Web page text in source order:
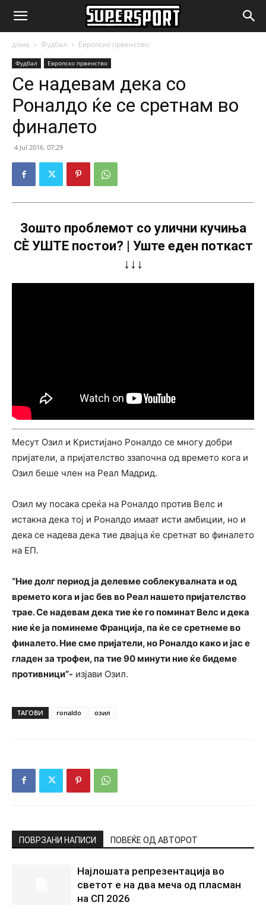
SuperSport.mk
дома Фудбал Европско првенство
Фудбал Европско првенство
Се надевам дека со
Роналдо ќе се сретнам во
финалето
4 Jul 2016. 07:29
Зошто проблемот со улични кучиња
СÈ УШТЕ постои? | Уште еден поткаст
↓↓↓
Месут Озил и Кристијано Роналдо се многу добри
пријатели, а пријателство ззапочна од времето кога и
Озил беше член на Реал Мадрид.
Озил му посака среќа на Роналдо против Велс и
истакна дека тој и Роналдо имаат исти амбиции, но и
дека се надева дека тие двајца ќе сретнат во финалето
на ЕП.
“Ние долг период ја делевме соблекувалната и од
времето кога и јас бев во Реал нашето пријателство
трае. Се надевам дека тие ќе го поминат Велс и дека
ние ќе ја поминеме Франција, па ќе се сретнеме во
финалето. Ние сме пријатели, но Роналдо како и јас е
гладен за трофеи, па тие 90 минути ние ќе бидеме
противници”- изјави Озил.
ТАГОВИ ronaldo озил
ПОВРЗАНИ НАПИСИ ПОВЕЌЕ ОД АВТОРОТ
Најлошата репрезентација во
светот е на два меча од пласман
на СП 2026